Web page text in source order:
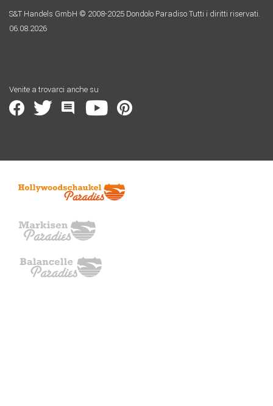
S&T Handels GmbH © 2008-2025 Dondolo Paradiso Tutti i diritti riservati.
06.08.2026
Venite a trovarci anche su